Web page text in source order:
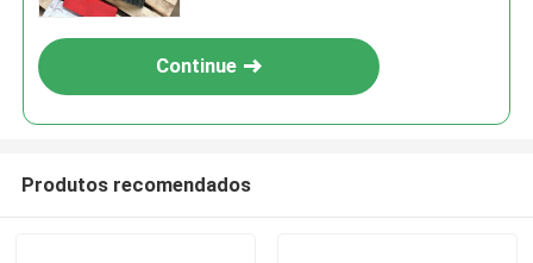
Continue
Produtos recomendados